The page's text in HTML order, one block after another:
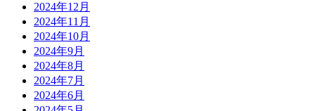
2024年12月
2024年11月
2024年10月
2024年9月
2024年8月
2024年7月
2024年6月